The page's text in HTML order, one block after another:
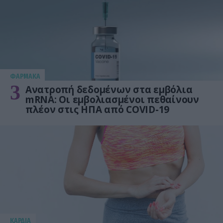
ΦΑΡΜΑΚΑ
3 Ανατροπή δεδομένων στα εμβόλια
mRNA: Οι εμβολιασμένοι πεθαίνουν
πλέον στις ΗΠΑ από COVID-19
KΑΡΔΙΑ